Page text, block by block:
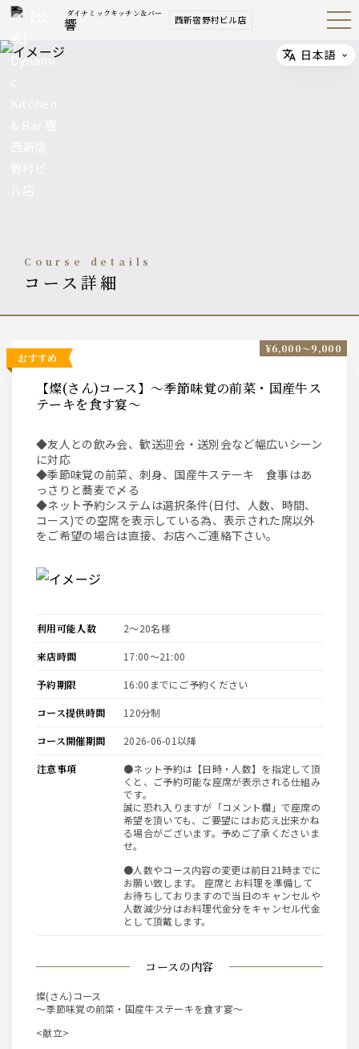
ダイナミックキッチン＆バー
響 西新宿野村ビル店 Open
Navig
course details
コース詳細
おすすめ
【燦(さん)コース】～季節味覚の前菜・国産牛ス
テーキを食す宴～
◆友人との飲み会、歓送迎会・送別会など幅広いシーン
に対応
◆季節味覚の前菜、刺身、国産牛ステーキ 食事はあ
っさりと蕎麦で〆る
◆ネット予約システムは選択条件(日付、人数、時間、
コース)での空席を表示している為、表示された席以外
をご希望の場合は直接、お店へご連絡下さい。
¥6,000〜9,000
コースの内容
燦(さん)コース
～季節味覚の前菜・国産牛ステーキを食す宴～
<献立>
利用可能人数 2〜20名様
来店時間 17:00〜21:00
予約期限 16:00までにご予約ください
コース提供時間 120分制
コース開催期間 2026-06-01以降
注意事項
●ネット予約は【日時・人数】を指定して頂
くと、ご予約可能な座席が表示される仕組み
です。
誠に恐れ入りますが「コメント欄」で座席の
希望を頂いても、ご要望にはお応え出来かね
る場合がございます。予めご了承くださいま
せ。
●人数やコース内容の変更は前日21時までに
お願い致します。 座席とお料理を準備して
お待ちしておりますので当日のキャンセルや
人数減少分はお料理代金分をキャンセル代金
として頂戴します。
Select
日本語